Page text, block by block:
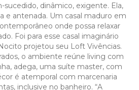
sucedido, dinâmico, exigente. Ela,
e antenada. Um casal maduro em
onde possa relaxar
Foi para esse casal imaginário
projetou seu Loft Vivências.
o ambiente reúne living com
adega, uma suíte master, com
é atemporal com marcenaria
inclusive no banheiro. “A